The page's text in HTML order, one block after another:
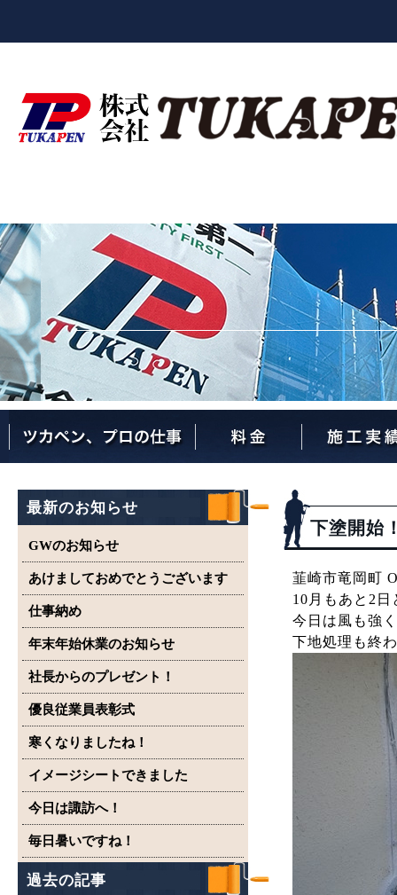
最新のお知らせ
GWのお知らせ
あけましておめでとうございます
仕事納め
年末年始休業のお知らせ
社長からのプレゼント！
優良従業員表彰式
寒くなりましたね！
イメージシートできました
今日は諏訪へ！
毎日暑いですね！
過去の記事
下塗開始
韮崎市竜岡町
10月もあと2
今日は風も強
下地処理も終